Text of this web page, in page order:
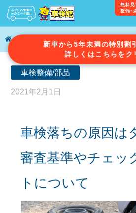
新車から5年未満の特別割
詳しくはこちらをク
車検ガイド 車検落ちの原因はタイヤ？審
車検整備/部品
2021年2月1日
車検落ちの原因は
審査基準やチェッ
トについて